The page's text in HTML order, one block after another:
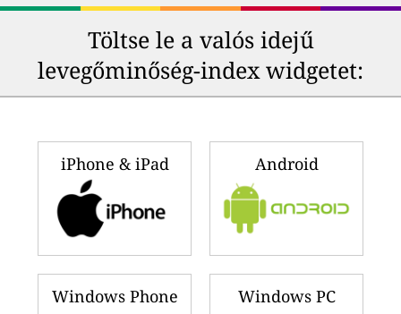
Töltse le a valós idejű
levegőminőség-index widgetet:
iPhone & iPad Android
Windows Phone Windows PC